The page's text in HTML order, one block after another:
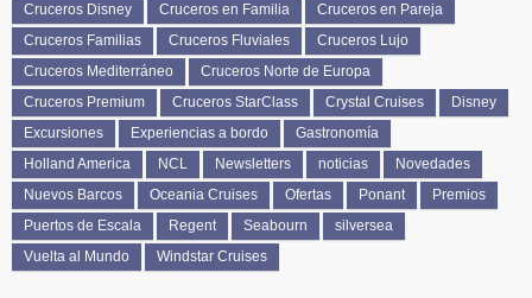
Cruceros Disney
Cruceros en Familia
Cruceros en Pareja
Cruceros Familias
Cruceros Fluviales
Cruceros Lujo
Cruceros Mediterráneo
Cruceros Norte de Europa
Cruceros Premium
Cruceros StarClass Crystal Cruises
Disney
Excursiones
Experiencias a bordo
Gastronomía
Holland America
NCL Newsletters noticias
Novedades
Nuevos Barcos
Oceania Cruises Ofertas Ponant
Premios
Puertos de Escala
Regent Seabourn
silversea
Vuelta al Mundo
Windstar Cruises